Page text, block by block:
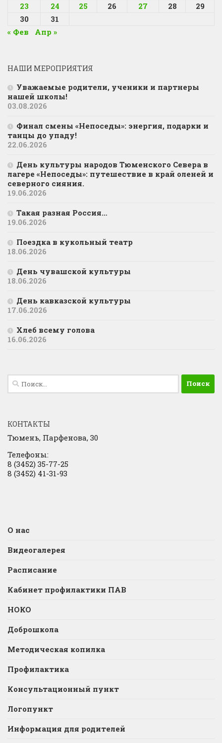
23
24 25 26 27 28
29
30
31
« Фев
Апр »
НАШИ МЕРОПРИЯТИЯ
Уважаемые родители, ученики и партнеры
нашей школы!
03.08.2026
Финал смены «Непоседы»: энергия, подарки и
танцы до упаду!
22.06.2026
День культуры народов Тюменского Севера в
лагере «Непоседы»: путешествие в край оленей и
северного сияния.
19.06.2026
Такая разная Россия…
19.06.2026
Поездка в кукольный театр
18.06.2026
День чувашской культуры
18.06.2026
День кавказской культуры
17.06.2026
Хлеб всему голова
16.06.2026
Найти:
КОНТАКТЫ
Тюмень, Парфенова, 30
Телефоны:
8 (3452) 35-77-25
8 (3452) 41-31-93
О нас
Видеогалерея
Расписание
Кабинет профилактики ПАВ
НОКО
Доброшкола
Методическая копилка
Профилактика
Консультационный пункт
Логопункт
Информация для родителей